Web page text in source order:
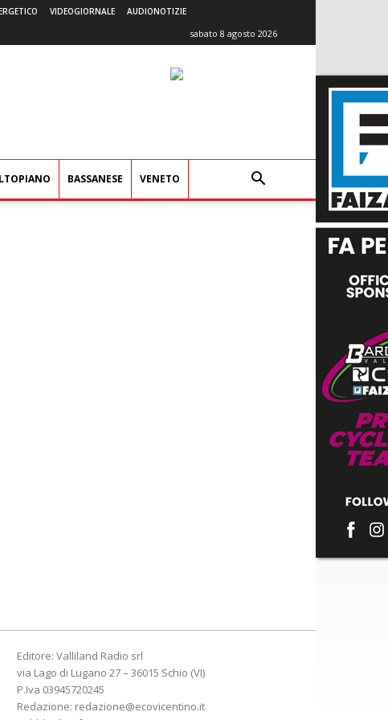
VIDEOGIORNALE AUDIONOTIZIE
sabato 8 agosto 2026
BASSANESE VENETO
Editore: Valliland Radio srl
via Lago di Lugano 27 – 36015 Schio (VI)
P.Iva 03945720245
Redazione: redazione@ecovicentino.it